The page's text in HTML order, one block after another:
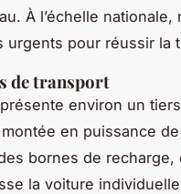
À l’échelle
pour réussir la
de transport
environ un
en puissance
bornes de recharge,
la voiture